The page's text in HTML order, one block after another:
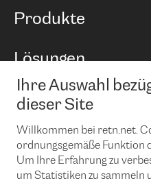
Ihre Auswahl
dieser Site
Willkommen bei retn.net.
ordnungsgemäße Funktion
Um Ihre Erfahrung zu
um Statistiken zu sammeln
Points of Presence
Peering-Richtlinie
RTT Map
Looking glass
Produkte
Internet Anbindung
Ethernet und VPN
Remote IX
CLOUD CONNECT-Dienst
DDoS-Schutz
Flex IX
Lösungen
Managed Global Private
Lösungen mit BGP (Border
TRANSKZ
Cybersicherheit
News und Events
Möchten Sie mit uns in
Email